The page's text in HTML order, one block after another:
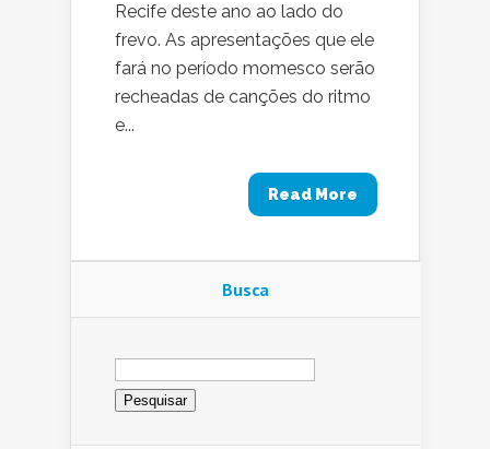
Recife deste ano ao lado do
frevo. As apresentações que ele
fará no período momesco serão
recheadas de canções do ritmo
e...
Read More
Busca
Pesquisar
por: